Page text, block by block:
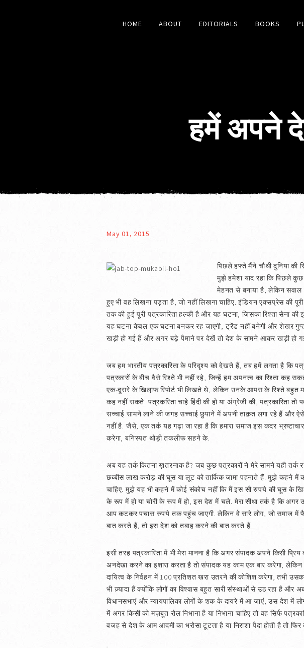
HOME ABOUT EDITORIALS BOOKS
हमें अपने
May 01, 2015
पिछले हफ्ते मैंने चौथी दुनिया की
मुझे हमेशा याद रहा कि पिछले
मेहनत से बनाया है, लेकिन
हुए भी वह लिखना पड़ता है, जो नहीं लिखना चाहिए. इंडियन एक्सप्रेस की
तक की हुई पूरी पत्रकारिता हल्की है और यह घटना, जिसका रिश्ता सेना
यह घटना केवल एक घटना बनकर रह जाएगी, ट्रेंड नहीं बनेगी और शेखर
खड़ी हो गई हैं और अगर बड़े पैमाने पर देखें तो देश के सामने आकर खड़ी हो
जब हम भारतीय पत्रकारिता के परिदृश्य को देखते हैं, तब हमें लगता है कि
पत्रकारों के बीच वैसे रिश्ते भी नहीं रहे, जिन्हें हम अपनत्व का रिश्ता
एक-दूसरे के खिला़फ रिपोर्ट भी लिखते थे, लेकिन उनके आपस के रिश्ते
कह नहीं सकते. पत्रकरिता चाहे हिंदी की हो या अंग्रेजी की, पत्रकारिता
सच्चाई सामने लाने की जगह सच्चाई छुपाने में अपनी ताक़त लगा रहे हैं और
नहीं है. जैसे, एक तर्क यह गढ़ा जा रहा है कि हमारा समाज इस कदर
करेगा, बनिस्पत थोड़ी तकलीफ सहने के.
अब यह तर्क कितना ख़तरनाक है? जब कुछ पत्रकारों ने मेरे सामने यही तर्क
छब्बीस लाख करोड़ की घूस या लूट को तार्किक जामा पहनाते हैं. मुझे कहने
चाहिए. मुझे यह भी कहने में कोई संकोच नहीं कि मैं इस सौ रुपये की घूस के
के रूप में हो या चोरी के रूप में हो, इस देश में चले. मेरा सीधा तर्क है कि अगर
आप कटकर पचास रुपये तक पहुंच जाएगी. लेकिन वे सारे लोग, जो समाज में
बात करते हैं, तो इस देश को तबाह करने की बात करते हैं.
इसी तरह पत्रकारिता में भी मेरा मानना है कि अगर संपादक अपने किसी
अनदेखा करने का इशारा करता है तो संपादक यह काम एक बार करेगा, लेकिन
दायित्व के निर्वहन में 100 प्रतिशत खरा उतरने की कोशिश करेगा, तभी
भी ज़्यादा हैं क्योंकि लोगों का विश्वास बहुत सारी संस्थाओं से उठ रहा है
विधानसभाएं और न्यायपालिका लोगों के शक के दायरे में आ जाएं, उस देश में
में अगर किसी को मज़बूत रोल निभाना है या निभाना चाहिए तो वह स़िर्फ
वजह से देश के आम आदमी का भरोसा टूटता है या निराशा पैदा होती है तो